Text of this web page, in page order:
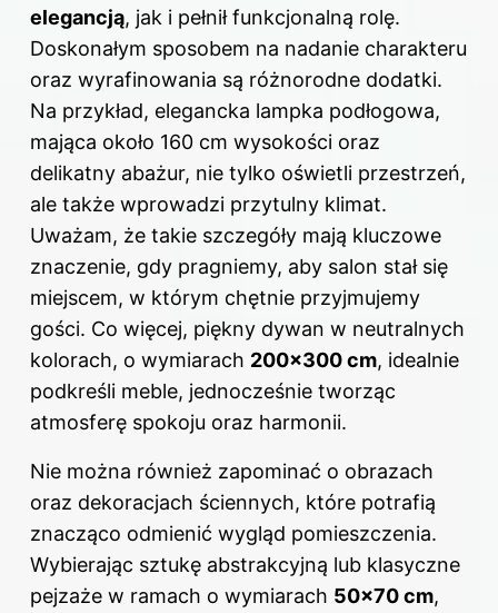
elegancją, jak i pełnił funkcjonalną rolę.
Doskonałym sposobem na nadanie charakteru
oraz wyrafinowania są różnorodne dodatki.
Na przykład, elegancka lampka podłogowa,
mająca około 160 cm wysokości oraz
delikatny abażur, nie tylko oświetli przestrzeń,
ale także wprowadzi przytulny klimat.
Uważam, że takie szczegóły mają kluczowe
znaczenie, gdy pragniemy, aby salon stał się
miejscem, w którym chętnie przyjmujemy
gości. Co więcej, piękny dywan w neutralnych
kolorach, o wymiarach 200×300 cm, idealnie
podkreśli meble, jednocześnie tworząc
atmosferę spokoju oraz harmonii.
Nie można również zapominać o obrazach
oraz dekoracjach ściennych, które potrafią
znacząco odmienić wygląd pomieszczenia.
Wybierając sztukę abstrakcyjną lub klasyczne
pejzaże w ramach o wymiarach 50×70 cm,